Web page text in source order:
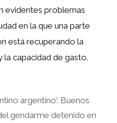
evidentes problemas
en la que una parte
está recuperando la
capacidad de gasto.
argentino’: Buenos
gendarme detenido en